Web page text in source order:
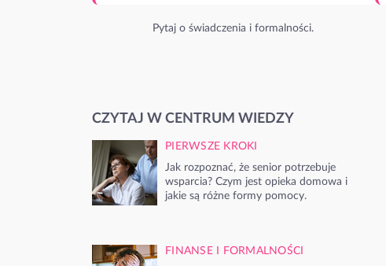
Pytaj o świadczenia i formalności.
CZYTAJ W CENTRUM WIEDZY
PIERWSZE KROKI
Jak rozpoznać, że senior potrzebuje
wsparcia? Czym jest opieka domowa i
jakie są różne formy pomocy.
FINANSE I FORMALNOŚCI